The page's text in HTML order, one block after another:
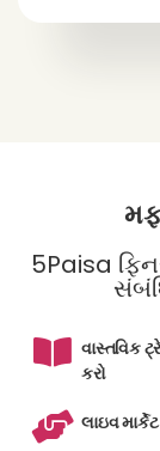
5Paisa
વાસ્તવિક
કરો
લાઇવ